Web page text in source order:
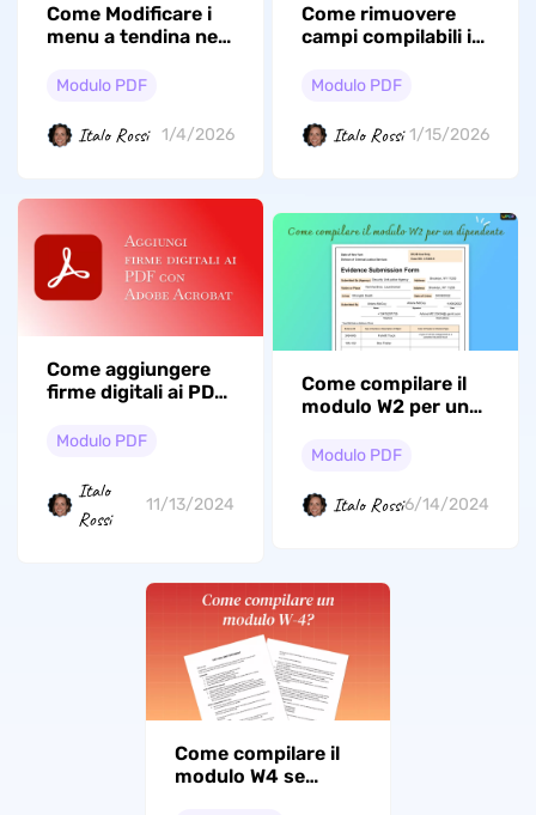
Come Modificare i
menu a tendina nei
Collaudati)
Modulo PDF
Italo Rossi 1/4/2026
Come rimuovere
campi compilabili in
comprovati
Modulo PDF
Italo Rossi 1/15/2026
Come aggiungere
firme digitali ai PDF
online e offline?
Modulo PDF
Italo
Rossi
11/13/2024
Come compilare il
modulo W2 per un
Modulo PDF
Italo Rossi6/14/2024
Come compilare il
modulo W4 se